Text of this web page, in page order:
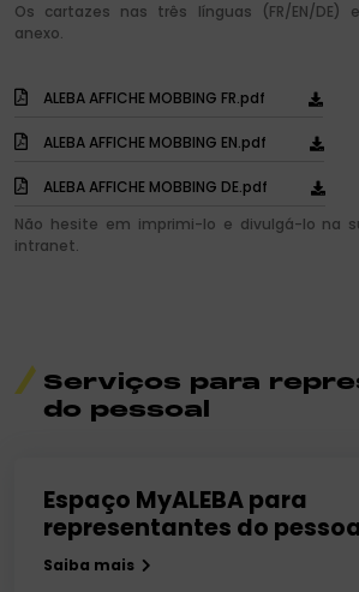
Os cartazes nas três línguas (FR/EN/DE)
anexo.
ALEBA AFFICHE MOBBING FR.pdf
ALEBA AFFICHE MOBBING EN.pdf
ALEBA AFFICHE MOBBING DE.pdf
Não hesite em imprimi-lo e divulgá-lo na
intranet.
Serviços para
do pessoal
Espaço MyALEBA para
representantes do
Saiba mais